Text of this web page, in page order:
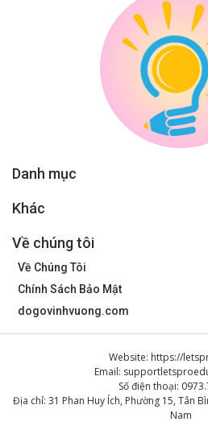
Danh mục
Khác
Về chúng tôi
Về Chúng Tôi
Chính Sách Bảo Mật
dogovinhvuong.com
Website: https://
Email:
Số điện thoại:
Địa chỉ: 31 Phan Huy Ích, Phường 15, Tân
Nam